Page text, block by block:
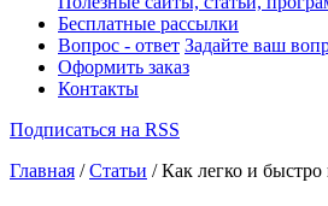
Бесплатные рассылки
Вопрос - ответ Задайте ваш
Оформить заказ
Контакты
Подписаться на RSS
Главная /Статьи / Как легко и быстро